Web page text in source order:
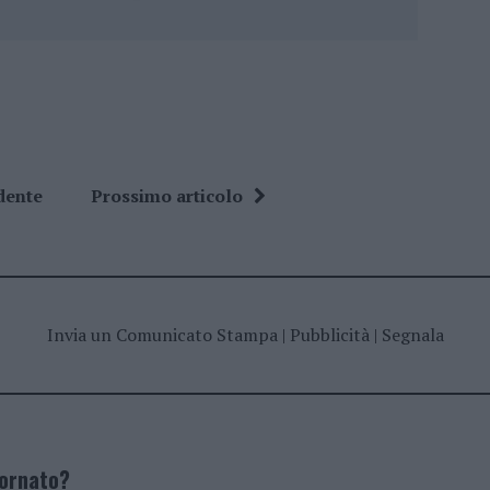
Prossimo articolo
Invia un Comunicato Stampa| Pubblicità| Segnala